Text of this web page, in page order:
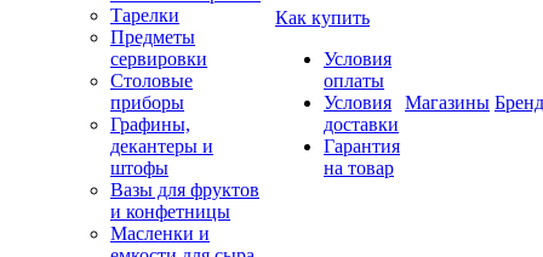
Тарелки
Предметы
сервировки
Столовые
приборы
Графины,
декантеры и
штофы
Вазы для фруктов
и конфетницы
Масленки и
Как купить
Условия
оплаты
Условия
доставки
Гарантия
на товар
Магазины